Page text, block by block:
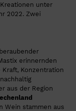
unter
2022. Zwei
erinnernden
Konzentration
aus der Region
Wein stammen aus